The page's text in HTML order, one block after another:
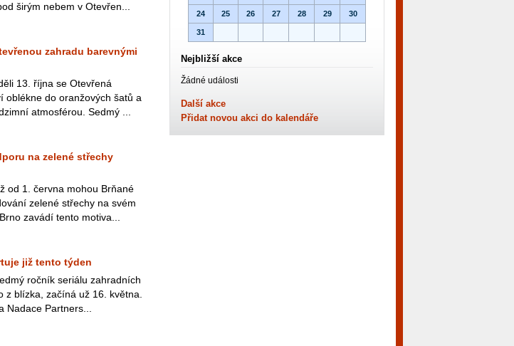
širým nebem v Otevřen...
zahradu barevnými
13. října se Otevřená
oblékne do oranžových šatů a
atmosférou. Sedmý ...
na zelené střechy
od 1. června mohou Brňané
zelené střechy na svém
zavádí tento motiva...
již tento týden
ročník seriálu zahradních
blízka, začíná už 16. května.
Nadace Partners...
24 25 26 27 28 29 30
31
Nejbližší akce
Žádné události
Další akce
Přidat novou akci do kalendáře